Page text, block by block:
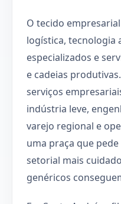
O tecido
logística, tecnologia
especializados e
e cadeias
serviços
indústria leve,
varejo regional e
uma praça que
setorial mais
genéricos